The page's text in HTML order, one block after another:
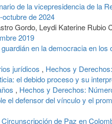
de la vicepresidencia de la
de 2024
Gordo, Leydi Katerine Rubio
2019
en la democracia en
jurídicos , Hechos y
el debido proceso y su
, Hechos y Derechos:
el defensor del vínculo y el
de Paz en